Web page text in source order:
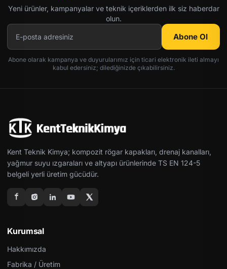
Yeni ürünler, kampanyalar ve teknik içeriklerden ilk siz haberdar
olun.
Abone Ol
Abone olarak kampanya ve duyurularımız için ticari elektronik ileti almayı
kabul edersiniz; dilediğinizde çıkabilirsiniz.
Kent Teknik Kimya; kompozit rögar kapakları, drenaj kanalları,
yağmur suyu ızgaraları ve altyapı ürünlerinde TS EN 124-5
belgeli yerli üretim gücüdür.
Kurumsal
Hakkımızda
Fabrika / Üretim